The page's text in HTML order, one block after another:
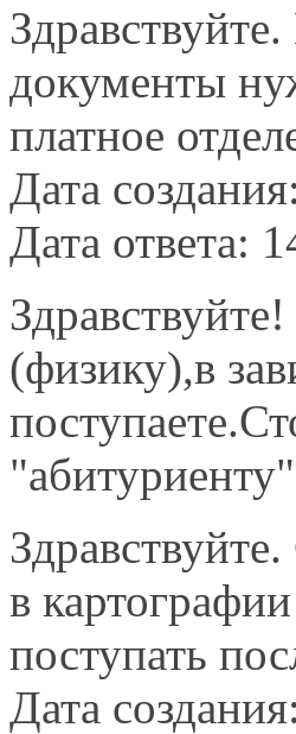
документы
платное
Дата
Дата ответа:
(физику),в
в
поступать
Дата